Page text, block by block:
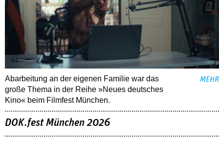
Abarbeitung an der eigenen Familie war das
große Thema in der Reihe »Neues deutsches
Kino« beim Filmfest München.
MEHR
DOK.fest München 2026